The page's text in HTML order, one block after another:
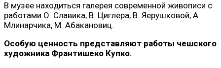
В музее находиться галерея современной живописи с
работами О. Славика, В. Циглера, В. Яерушковой, А.
Млинарчика, М. Абакановиц.
Особую ценность представляют работы чешского
художника Франтишеко Купко.